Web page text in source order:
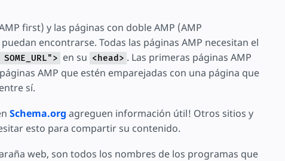
first) y las páginas con doble AMP (AMP
encontrarse. Todas las páginas AMP necesitan el
en su <head> . Las primeras páginas AMP
AMP que estén emparejadas con una página que
sí.
Schema.org agreguen información útil! Otros sitios y
esto para compartir su contenido.
web, son todos los nombres de los programas que